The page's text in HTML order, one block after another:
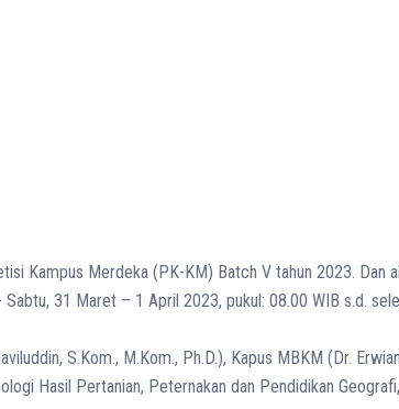
Kampus Merdeka (PK-KM) Batch V tahun 2023. Dan
Sabtu, 31 Maret – 1 April 2023, pukul: 08.00 WIB s.d.
S.Kom., M.Kom., Ph.D.), Kapus MBKM (Dr.
Hasil Pertanian, Peternakan dan Pendidikan